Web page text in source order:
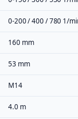
0-200 / 400 / 780 1/
160 mm
53 mm
M14
4.0 m